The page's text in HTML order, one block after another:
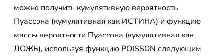
можно получить кумулятивную вероятность
Пуассона (кумулятивная как ИСТИНА) и функцию
массы вероятности Пуассона (кумулятивная как
ЛОЖЬ), используя функцию POISSON следующим